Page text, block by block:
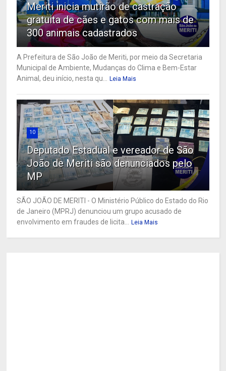
Meriti inicia mutirão de castração
gratuita de cães e gatos com mais de
300 animais cadastrados
A Prefeitura de São João de Meriti, por meio da Secretaria
Municipal de Ambiente, Mudanças do Clima e Bem-Estar
Animal, deu início, nesta qu... Leia Mais
10
Deputado Estadual e vereador de São
João de Meriti são denunciados pelo
MP
SÃO JOÃO DE MERITI - O Ministério Público do Estado do Rio
de Janeiro (MPRJ) denunciou um grupo acusado de
envolvimento em fraudes de licita... Leia Mais